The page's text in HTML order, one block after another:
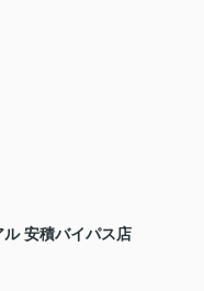
安積バイパス店